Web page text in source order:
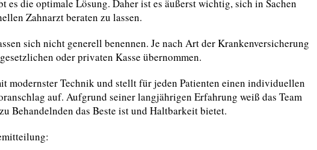
es die optimale Lösung. Daher ist es äußerst wichtig, sich in Sachen
Zahnarzt beraten zu lassen.
sich nicht generell benennen. Je nach Art der Krankenversicherung
oder privaten Kasse übernommen.
modernster Technik und stellt für jeden Patienten einen individuellen
auf. Aufgrund seiner langjährigen Erfahrung weiß das Team
Behandelnden das Beste ist und Haltbarkeit bietet.